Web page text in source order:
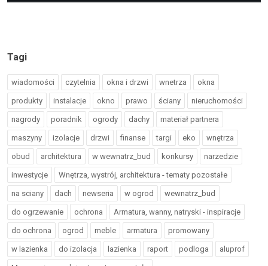
Tagi
wiadomości czytelnia okna i drzwi wnetrza okna
produkty instalacje okno prawo ściany nieruchomości
nagrody poradnik ogrody dachy materiał partnera
maszyny izolacje drzwi finanse targi eko wnętrza
obud architektura w wewnatrz_bud konkursy narzedzie
inwestycje Wnętrza, wystrój, architektura - tematy pozostałe
na sciany dach newseria w ogrod wewnatrz_bud
do ogrzewanie ochrona Armatura, wanny, natryski - inspiracje
do ochrona ogrod meble armatura promowany
w lazienka do izolacja lazienka raport podloga aluprof